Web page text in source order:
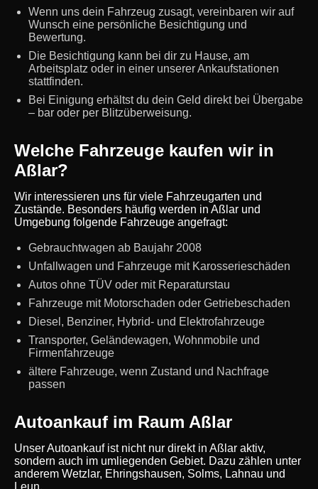
Wenn uns dein Fahrzeug zusagt, vereinbaren wir auf
Wunsch eine persönliche Besichtigung und
Bewertung.
Die Besichtigung kann bei dir zu Hause, am
Arbeitsplatz oder in einer unserer Ankaufstationen
stattfinden.
Bei Einigung erhältst du dein Geld direkt bei Übergabe
– bar oder per Blitzüberweisung.
Welche Fahrzeuge kaufen wir in
Aßlar?
Wir interessieren uns für viele Fahrzeugarten und
Zustände. Besonders häufig werden in Aßlar und
Umgebung folgende Fahrzeuge angefragt:
Gebrauchtwagen ab Baujahr 2008
Unfallwagen und Fahrzeuge mit Karosserieschäden
Autos ohne TÜV oder mit Reparaturstau
Fahrzeuge mit Motorschaden oder Getriebeschaden
Diesel, Benziner, Hybrid- und Elektrofahrzeuge
Transporter, Geländewagen, Wohnmobile und
Firmenfahrzeuge
ältere Fahrzeuge, wenn Zustand und Nachfrage
passen
Autoankauf im Raum Aßlar
Unser Autoankauf ist nicht nur direkt in Aßlar aktiv,
sondern auch im umliegenden Gebiet. Dazu zählen unter
anderem Wetzlar, Ehringshausen, Solms, Lahnau und
Leun.